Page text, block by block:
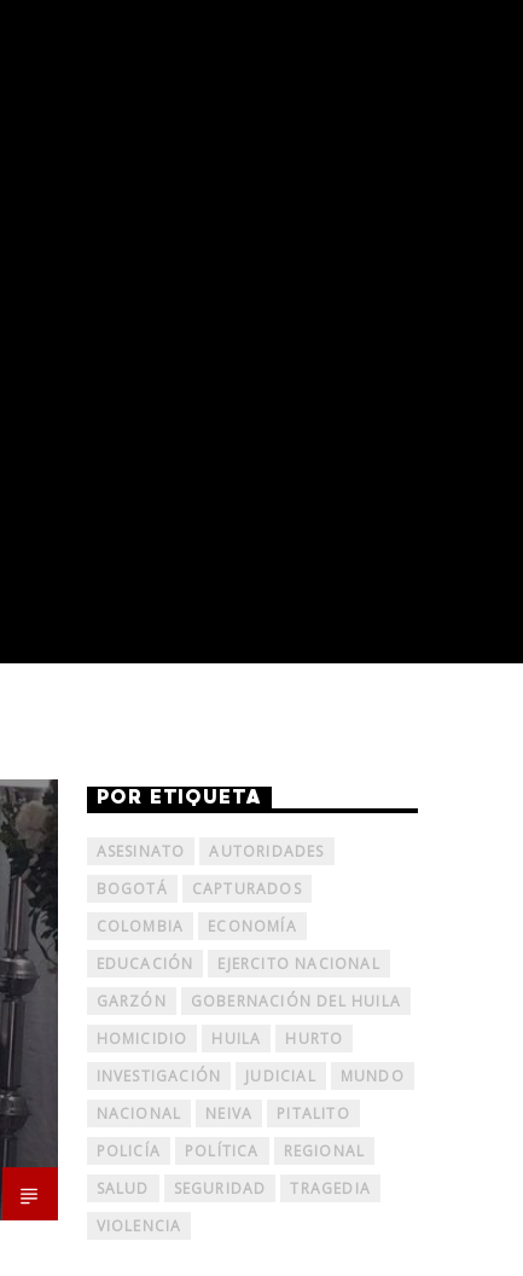
POR ETIQUETA
ASESINATO
AUTORIDADES
BOGOTÁ
CAPTURADOS
COLOMBIA
ECONOMÍA
EDUCACIÓN
EJERCITO NACIONAL
GARZÓN
GOBERNACIÓN DEL HUILA
HOMICIDIO
HUILA
HURTO
INVESTIGACIÓN
JUDICIAL
MUNDO
NACIONAL
NEIVA
PITALITO
POLICÍA
POLÍTICA
REGIONAL
SALUD
SEGURIDAD
TRAGEDIA
VIOLENCIA